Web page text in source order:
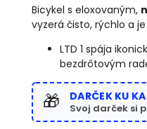
Bicykel s eloxovaným,
vyzerá čisto, rýchlo a
LTD 1 spája
bezdrôtovým
🎁 DARČEK KU
Svoj darček si